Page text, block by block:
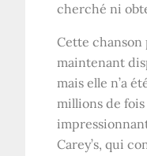
cherché ni
Cette
maintenant
mais elle n’a
millions de
Carey’s, qui